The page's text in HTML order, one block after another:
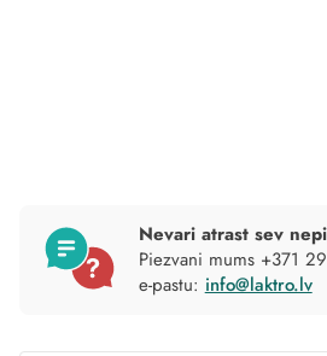
Nevari atrast sev
Piezvani mums +371
e-pastu: info@laktro.lv